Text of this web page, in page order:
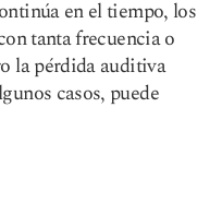
en el tiempo, los
tanta frecuencia o
la pérdida auditiva
casos, puede